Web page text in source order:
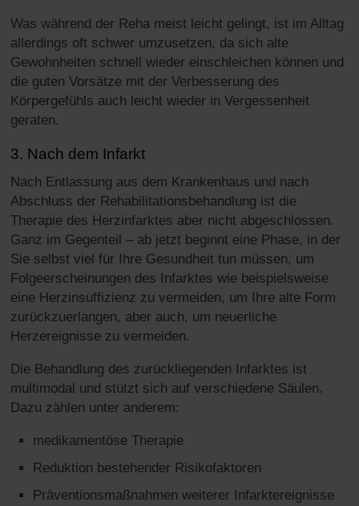
Was während der Reha meist leicht gelingt, ist im Alltag
allerdings oft schwer umzusetzen, da sich alte
Gewohnheiten schnell wieder einschleichen können und
die guten Vorsätze mit der Verbesserung des
Körpergefühls auch leicht wieder in Vergessenheit
geraten.
3. Nach dem Infarkt
Nach Entlassung aus dem Krankenhaus und nach
Abschluss der Rehabilitationsbehandlung ist die
Therapie des Herzinfarktes aber nicht abgeschlossen.
Ganz im Gegenteil – ab jetzt beginnt eine Phase, in der
Sie selbst viel für Ihre Gesundheit tun müssen, um
Folgeerscheinungen des Infarktes wie beispielsweise
eine Herzinsuffizienz zu vermeiden, um Ihre alte Form
zurückzuerlangen, aber auch, um neuerliche
Herzereignisse zu vermeiden.
Die Behandlung des zurückliegenden Infarktes ist
multimodal und stützt sich auf verschiedene Säulen.
Dazu zählen unter anderem:
medikamentöse Therapie
Reduktion bestehender Risikofaktoren
Präventionsmaßnahmen weiterer Infarktereignisse